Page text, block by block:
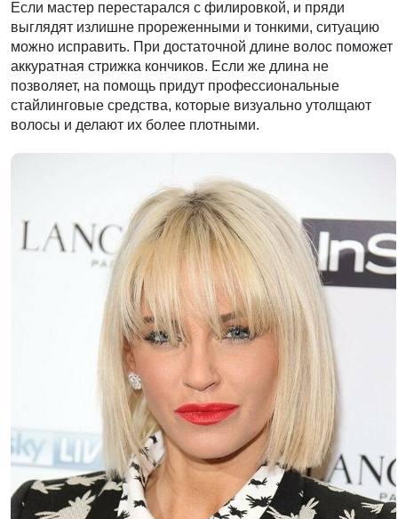
Если мастер перестарался с филировкой, и пряди
выглядят излишне прореженными и тонкими, ситуацию
можно исправить. При достаточной длине волос поможет
аккуратная стрижка кончиков. Если же длина не
позволяет, на помощь придут профессиональные
стайлинговые средства, которые визуально утолщают
волосы и делают их более плотными.